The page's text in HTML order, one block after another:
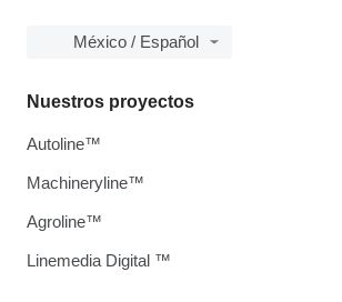
México / Español
Nuestros proyectos
Autoline™
Machineryline™
Agroline™
Linemedia Digital ™